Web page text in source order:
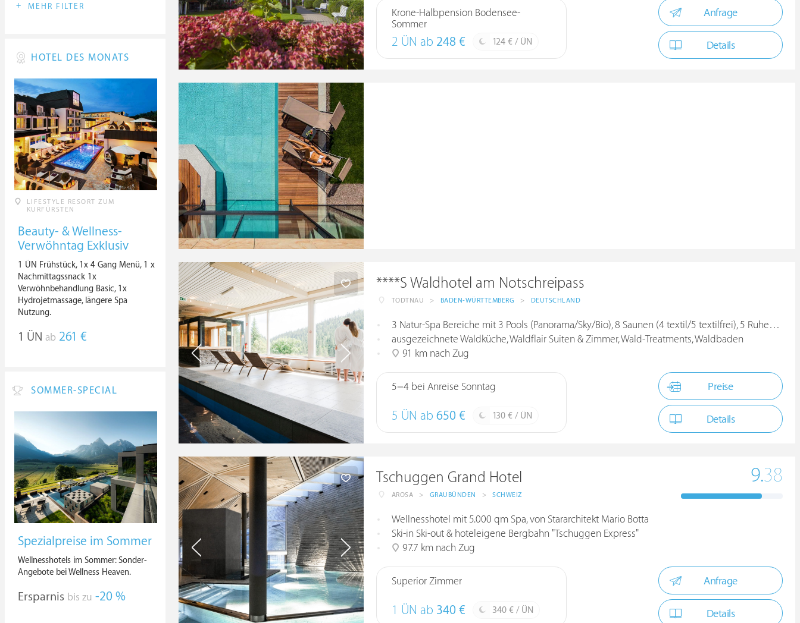
Krone-Halbpension Bodensee-
Sommer
2 ÜN ab 248 € 124 € / ÜN
Anfrage
Details
****S Waldhotel am Notschreipass
TODTNAU > BADEN-WÜRTTEMBERG > DEUTSCHLAND
3 Natur-Spa Bereiche mit 3 Pools (Panorama/Sky/Bio), 8 Saunen (4 textil/5 textilfrei), 5 Ruheoasen
ausgezeichnete Waldküche, Waldflair Suiten & Zimmer, Wald-Treatments, Waldbaden
91 km nach Zug
5=4 bei Anreise Sonntag
5 ÜN ab 650 € 130 € / ÜN
Preise
Details
Tschuggen Grand Hotel
AROSA > GRAUBÜNDEN > SCHWEIZ
9.38
Wellnesshotel mit 5.000 qm Spa, von Stararchitekt Mario Botta
Ski-in Ski-out & hoteleigene Bergbahn "Tschuggen Express"
97.7 km nach Zug
Superior Zimmer
1 ÜN ab 340 € 340 € / ÜN
Anfrage
Details
+ MEHR FILTER
HOTEL DES MONATS
LIFESTYLE RESORT ZUM
KURFÜRSTEN
Beauty- & Wellness-
Verwöhntag Exklusiv
1 ÜN Frühstück, 1x 4 Gang Menü, 1 x
Nachmittagssnack 1x
Verwöhnbehandlung Basic, 1x
Hydrojetmassage, längere Spa
Nutzung.
1 ÜN ab 261 €
SOMMER-SPECIAL
Spezialpreise im Sommer
Wellnesshotels im Sommer: Sonder-
Angebote bei Wellness Heaven.
Ersparnis bis zu -20 %